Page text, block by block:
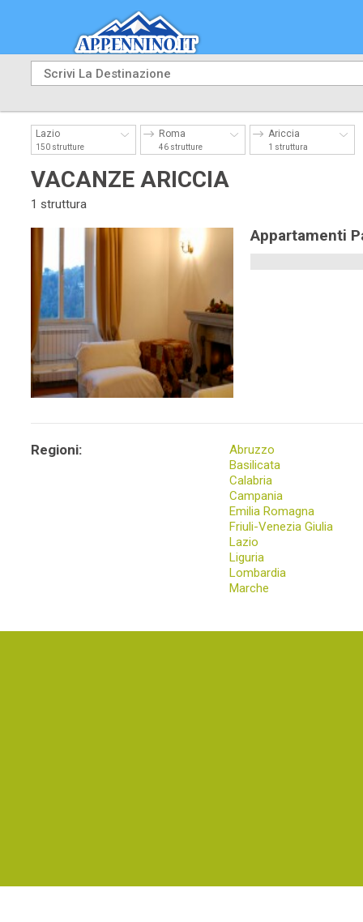
Lazio
150 strutture
Roma
46 strutture
Ariccia
1 struttura
VACANZE ARICCIA
1 struttura
Appartamenti
Regioni:
Abruzzo
Basilicata
Calabria
Campania
Emilia Romagna
Friuli-Venezia Giulia
Lazio
Liguria
Lombardia
Marche